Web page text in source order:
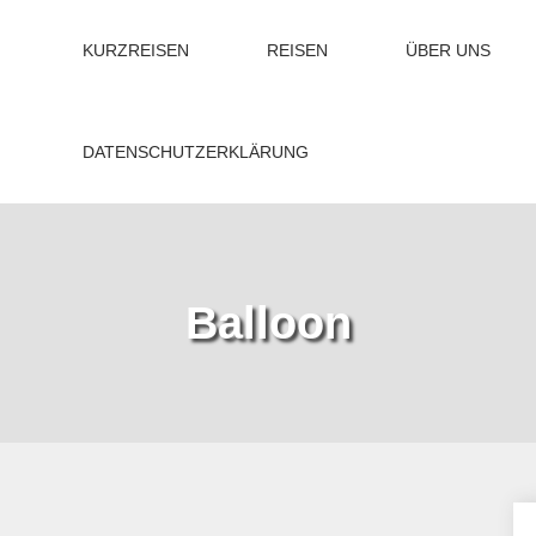
KURZREISEN REISEN ÜBER UNS
DATENSCHUTZERKLÄRUNG
Balloon